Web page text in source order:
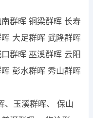
群晖 铜梁群晖 长寿
大足群晖 武隆群晖
群晖 巫溪群晖 云阳
彭水群晖 秀山群晖
、玉溪群晖、 保山